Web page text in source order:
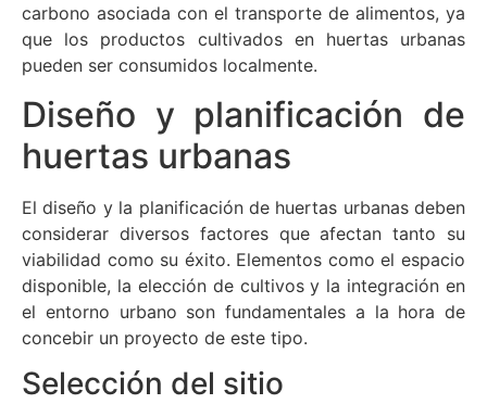
carbono asociada con el transporte de alimentos, ya
que los productos cultivados en huertas urbanas
pueden ser consumidos localmente.
Diseño y planificación de
huertas urbanas
El diseño y la planificación de huertas urbanas deben
considerar diversos factores que afectan tanto su
viabilidad como su éxito. Elementos como el espacio
disponible, la elección de cultivos y la integración en
el entorno urbano son fundamentales a la hora de
concebir un proyecto de este tipo.
Selección del sitio